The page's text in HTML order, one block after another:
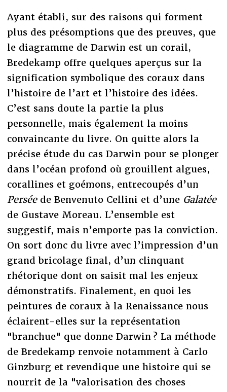
Ayant établi, sur des raisons qui forment
plus des présomptions que des preuves, que
le diagramme de Darwin est un corail,
Bredekamp offre quelques aperçus sur la
signification symbolique des coraux dans
l’histoire de l’art et l’histoire des idées.
C’est sans doute la partie la plus
personnelle, mais également la moins
convaincante du livre. On quitte alors la
précise étude du cas Darwin pour se plonger
dans l’océan profond où grouillent algues,
corallines et goémons, entrecoupés d’un
Persée de Benvenuto Cellini et d’une Galatée
de Gustave Moreau. L’ensemble est
suggestif, mais n’emporte pas la conviction.
On sort donc du livre avec l’impression d’un
grand bricolage final, d’un clinquant
rhétorique dont on saisit mal les enjeux
démonstratifs. Finalement, en quoi les
peintures de coraux à la Renaissance nous
éclairent-elles sur la représentation
"branchue" que donne Darwin ? La méthode
de Bredekamp renvoie notamment à Carlo
Ginzburg et revendique une histoire qui se
nourrit de la "valorisation des choses